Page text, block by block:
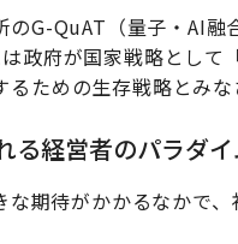
のG-QuAT（量子・AI
政府が国家戦略として
ための生存戦略とみな
る経営者のパラダ
な期待がかかるなかで